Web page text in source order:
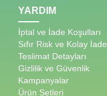
YARDIM
İptal ve İade Koşulları
Sıfır Risk ve Kolay İade
Teslimat Detayları
Gizlilik ve Güvenlik
Kampanyalar
Ürün Setleri